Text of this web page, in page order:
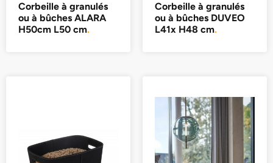
Corbeille à granulés
ou à bûches ALARA
H50cm L50 cm.
Corbeille à granulés
ou à bûches DUVEO
L41x H48 cm.